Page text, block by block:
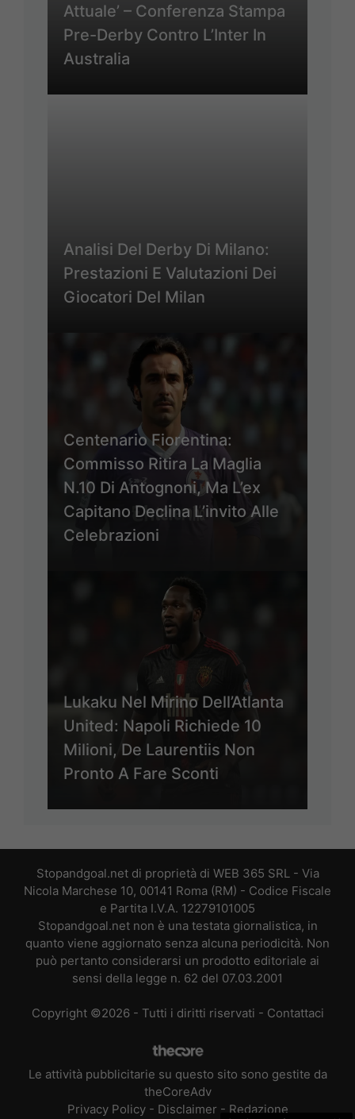
Attuale’ – Conferenza Stampa
Pre-Derby Contro L’Inter In
Australia
Analisi Del Derby Di Milano:
Prestazioni E Valutazioni Dei
Giocatori Del Milan
Centenario Fiorentina:
Commisso Ritira La Maglia
N.10 Di Antognoni, Ma L’ex
Capitano Declina L’invito Alle
Celebrazioni
Lukaku Nel Mirino Dell’Atlanta
United: Napoli Richiede 10
Milioni, De Laurentiis Non
Pronto A Fare Sconti
Stopandgoal.net di proprietà di WEB 365 SRL - Via
Nicola Marchese 10, 00141 Roma (RM) - Codice Fiscale
e Partita I.V.A. 12279101005
Stopandgoal.net non è una testata giornalistica, in
quanto viene aggiornato senza alcuna periodicità. Non
può pertanto considerarsi un prodotto editoriale ai
sensi della legge n. 62 del 07.03.2001
Copyright ©2026 - Tutti i diritti riservati - Contattaci
Le attività pubblicitarie su questo sito sono gestite da
theCoreAdv
Privacy Policy- Disclaimer - Redazione